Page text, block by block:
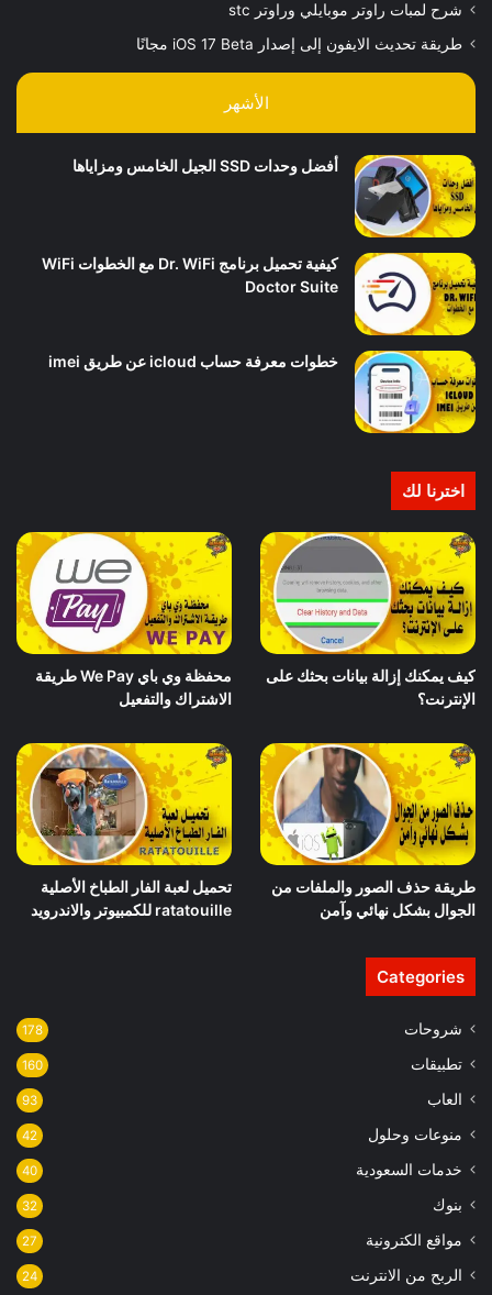
شرح لمبات راوتر موبايلي وراوتر stc
طريقة تحديث الايفون إلى إصدار iOS 17 Beta مجانًا
الأشهر
أفضل وحدات SSD الجيل الخامس ومزاياها
كيفية تحميل برنامج Dr. WiFi مع الخطوات WiFi
Doctor Suite
خطوات معرفة حساب icloud عن طريق imei
اخترنا لك
كيف يمكنك إزالة بيانات بحثك على
الإنترنت؟
محفظة وي باي We Pay طريقة
الاشتراك والتفعيل
طريقة حذف الصور والملفات من
الجوال بشكل نهائي وآمن
تحميل لعبة الفار الطباخ الأصلية
ratatouille للكمبيوتر والاندرويد
Categories
شروحات 178
تطبيقات 160
العاب 93
منوعات وحلول 42
خدمات السعودية 40
بنوك 32
مواقع الكترونية 27
الربح من الانترنت 24